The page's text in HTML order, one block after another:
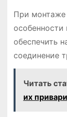
При монтаже
обеспечить
соединение
Читать
их